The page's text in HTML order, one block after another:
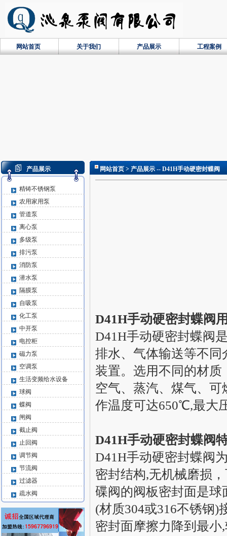
网站首页 关于我们 产品展示 工程案例
产品展示
精铸不锈钢泵
农用家用泵
管道泵
离心泵
多级泵
排污泵
消防泵
潜水泵
隔膜泵
自吸泵
化工泵
中开泵
电控柜
磁力泵
空调泵
生活变频给水设备
球阀
蝶阀
闸阀
截止阀
止回阀
调节阀
节流阀
过滤器
疏水阀
网站首页 > 产品展示 -- D41H手动硬密封蝶阀
D41H手动硬密封蝶阀
D41H手动硬密封蝶阀
排水、气体输送等不
装置。选用不同的材
空气、蒸汽、煤气、
作温度可达650℃,最大
D41H手动硬密封蝶阀
D41H手动硬密封蝶阀
密封结构,无机械磨损
碟阀的阀板密封面是球
(材质304或316不锈钢)
密封面摩擦力降到最